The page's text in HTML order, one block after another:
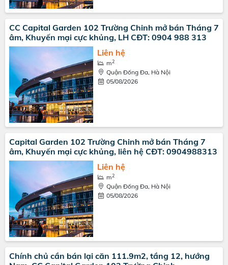
CC Capital Garden 102 Trường Chinh mở bán Tháng 7
âm, Khuyến mại cực khủng, LH CĐT: 0904 988 313
Liên hệ
m2
Quận Đống Đa, Hà Nội
05/08/2026
Capital Garden 102 Trường Chinh mở bán Tháng 7
âm, Khuyến mại cực khủng, liên hệ CĐT: 0904988313
Liên hệ
m2
Quận Đống Đa, Hà Nội
05/08/2026
Chính chủ cần bán lại căn 111.9m2, tầng 12, hướng